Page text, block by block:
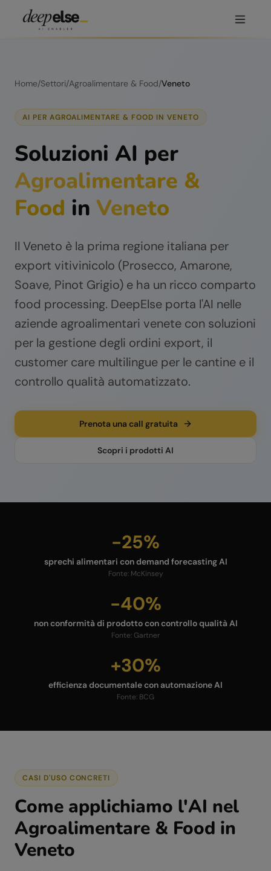
Home/Settori/Agroalimentare & Food/Veneto
AI PER AGROALIMENTARE & FOOD IN VENETO
Soluzioni AI per
Agroalimentare &
Food in Veneto
Il Veneto è la prima regione italiana per
export vitivinicolo (Prosecco, Amarone,
Soave, Pinot Grigio) e ha un ricco comparto
food processing. DeepElse porta l'AI nelle
aziende agroalimentari venete con soluzioni
per la gestione degli ordini export, il
customer care multilingue per le cantine e il
controllo qualità automatizzato.
Prenota una call gratuita
Scopri i prodotti AI
-25%
sprechi alimentari con demand forecasting AI
Fonte: McKinsey
-40%
non conformità di prodotto con controllo qualità AI
Fonte: Gartner
+30%
efficienza documentale con automazione AI
Fonte: BCG
CASI D'USO CONCRETI
Come applichiamo l'AI nel
Agroalimentare & Food in
Veneto